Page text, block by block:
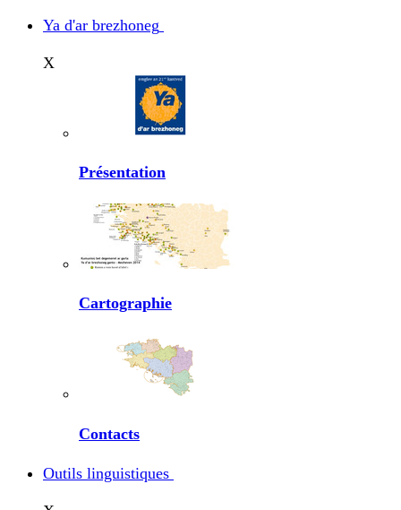
Ya d'ar brezhoneg
X
Présentation
Cartographie
Contacts
Outils linguistiques